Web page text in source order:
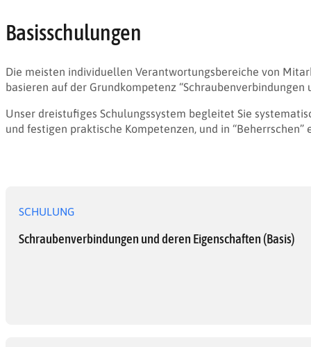
Basisschulungen
Die meisten individuellen Verantwortungsbereiche von
basieren auf der Grundkompetenz “Schraubenverbindungen
Unser dreistufiges Schulungssystem begleitet Sie
und festigen praktische Kompetenzen, und in
SCHULUNG
Schraubenverbindungen und deren Eigenschaften (Basis)